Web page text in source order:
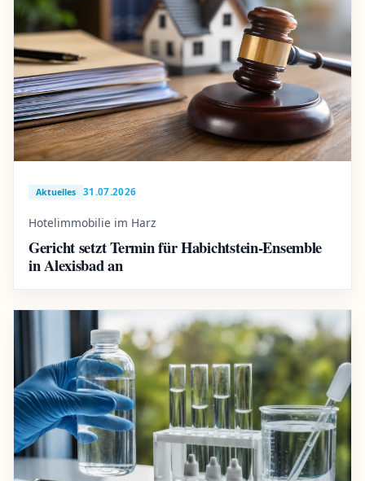
Aktuelles 31.07.2026
Hotelimmobilie im Harz
Gericht setzt Termin für Habichtstein-Ensemble
in Alexisbad an